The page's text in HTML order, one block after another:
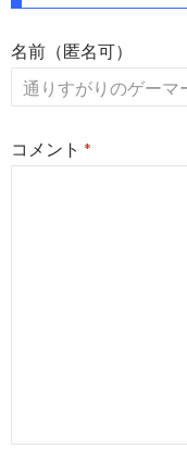
名前（匿名可）
コメント *